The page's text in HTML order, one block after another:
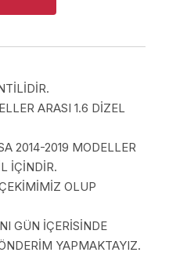
ARASI 1.6 DİZEL
2014-2019 MODELLER
İÇİNDİR.
OLUP
GÜN İÇERİSİNDE
YAPMAKTAYIZ.